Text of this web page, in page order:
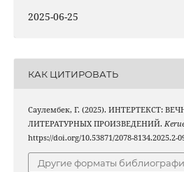
2025-06-25
КАК ЦИТИРОВАТЬ
Саулембек, Г. (2025). ИНТЕРТЕКСТ:
ЛИТЕРАТУРНЫХ ПРОИЗВЕДЕНИЙ.
https://doi.org/10.53871/2078-8134.2025.2-
Другие форматы